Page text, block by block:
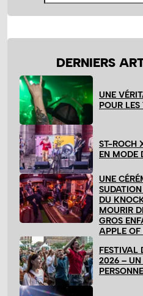
site
DERNIERS
UNE
POUR
ST-ROCH
EN MODE
UNE
DU
MOURIR
GROS
APPLE
FESTIVAL
2026 – UN